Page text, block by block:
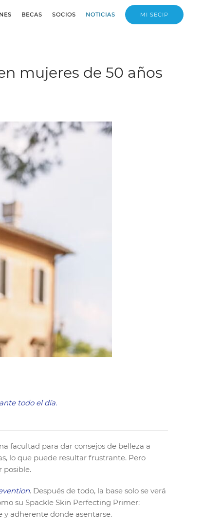
BECAS SOCIOS NOTICIAS MI SECIP
mujeres de 50 años
todo el día.
facultad para dar consejos de belleza a
lo que puede resultar frustrante. Pero
posible.
. Después de todo, la base solo se verá
su Spackle Skin Perfecting Primer:
adherente donde asentarse.